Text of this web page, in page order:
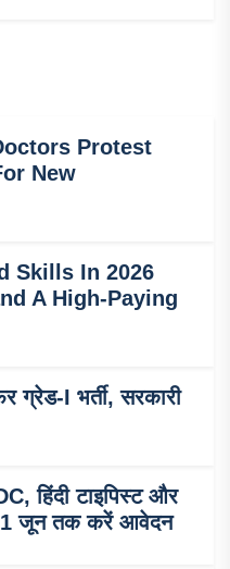
Protest
New
Skills In 2026
A High-Paying
ग्रेड-I भर्ती, सरकारी
हिंदी टाइपिस्ट और
1 जून तक करें आवेदन